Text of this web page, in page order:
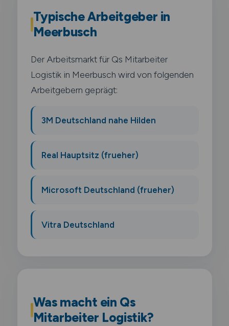
Typische Arbeitgeber in
Meerbusch
Der Arbeitsmarkt für Qs Mitarbeiter
Logistik in Meerbusch wird von folgenden
Arbeitgebern geprägt:
3M Deutschland nahe Hilden
Real Hauptsitz (frueher)
Microsoft Deutschland (frueher)
Vitra Deutschland
Was macht ein Qs
Mitarbeiter Logistik?